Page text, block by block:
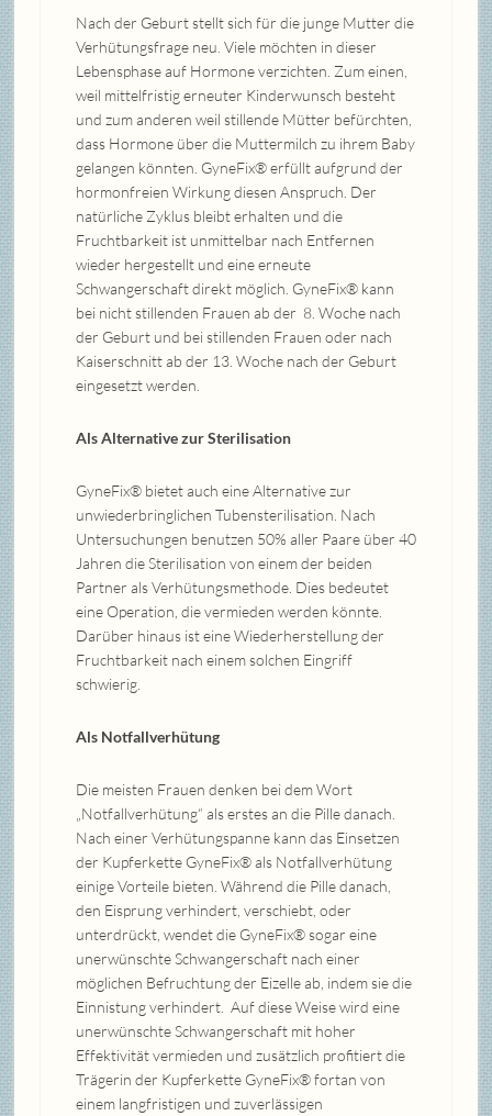
Nach der Geburt stellt sich für die junge Mutter die
Verhütungsfrage neu. Viele möchten in dieser
Lebensphase auf Hormone verzichten. Zum einen,
weil mittelfristig erneuter Kinderwunsch besteht
und zum anderen weil stillende Mütter befürchten,
dass Hormone über die Muttermilch zu ihrem Baby
gelangen könnten. GyneFix® erfüllt aufgrund der
hormonfreien Wirkung diesen Anspruch. Der
natürliche Zyklus bleibt erhalten und die
Fruchtbarkeit ist unmittelbar nach Entfernen
wieder hergestellt und eine erneute
Schwangerschaft direkt möglich. GyneFix® kann
bei nicht stillenden Frauen ab der 8. Woche nach
der Geburt und bei stillenden Frauen oder nach
Kaiserschnitt ab der 13. Woche nach der Geburt
eingesetzt werden.
Als Alternative zur Sterilisation
GyneFix® bietet auch eine Alternative zur
unwiederbringlichen Tubensterilisation. Nach
Untersuchungen benutzen 50% aller Paare über 40
Jahren die Sterilisation von einem der beiden
Partner als Verhütungsmethode. Dies bedeutet
eine Operation, die vermieden werden könnte.
Darüber hinaus ist eine Wiederherstellung der
Fruchtbarkeit nach einem solchen Eingriff
schwierig.
Als Notfallverhütung
Die meisten Frauen denken bei dem Wort
„Notfallverhütung“ als erstes an die Pille danach.
Nach einer Verhütungspanne kann das Einsetzen
der Kupferkette GyneFix® als Notfallverhütung
einige Vorteile bieten. Während die Pille danach,
den Eisprung verhindert, verschiebt, oder
unterdrückt, wendet die GyneFix® sogar eine
unerwünschte Schwangerschaft nach einer
möglichen Befruchtung der Eizelle ab, indem sie die
Einnistung verhindert. Auf diese Weise wird eine
unerwünschte Schwangerschaft mit hoher
Effektivität vermieden und zusätzlich profitiert die
Trägerin der Kupferkette GyneFix® fortan von
einem langfristigen und zuverlässigen